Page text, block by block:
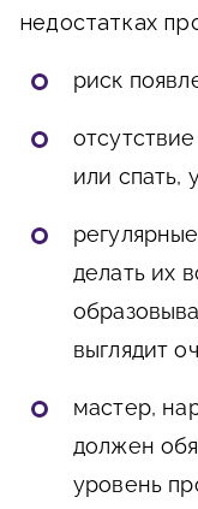
недостатках
риск
или спать,
делать их
выглядит
мастер,
должен
уровень